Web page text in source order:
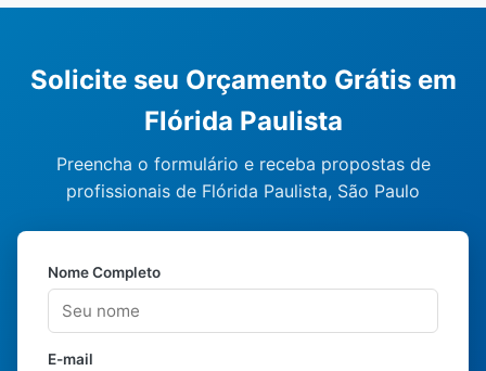
Solicite seu Orçamento Grátis em
Flórida Paulista
Preencha o formulário e receba propostas de
profissionais de Flórida Paulista, São Paulo
Nome Completo
E-mail